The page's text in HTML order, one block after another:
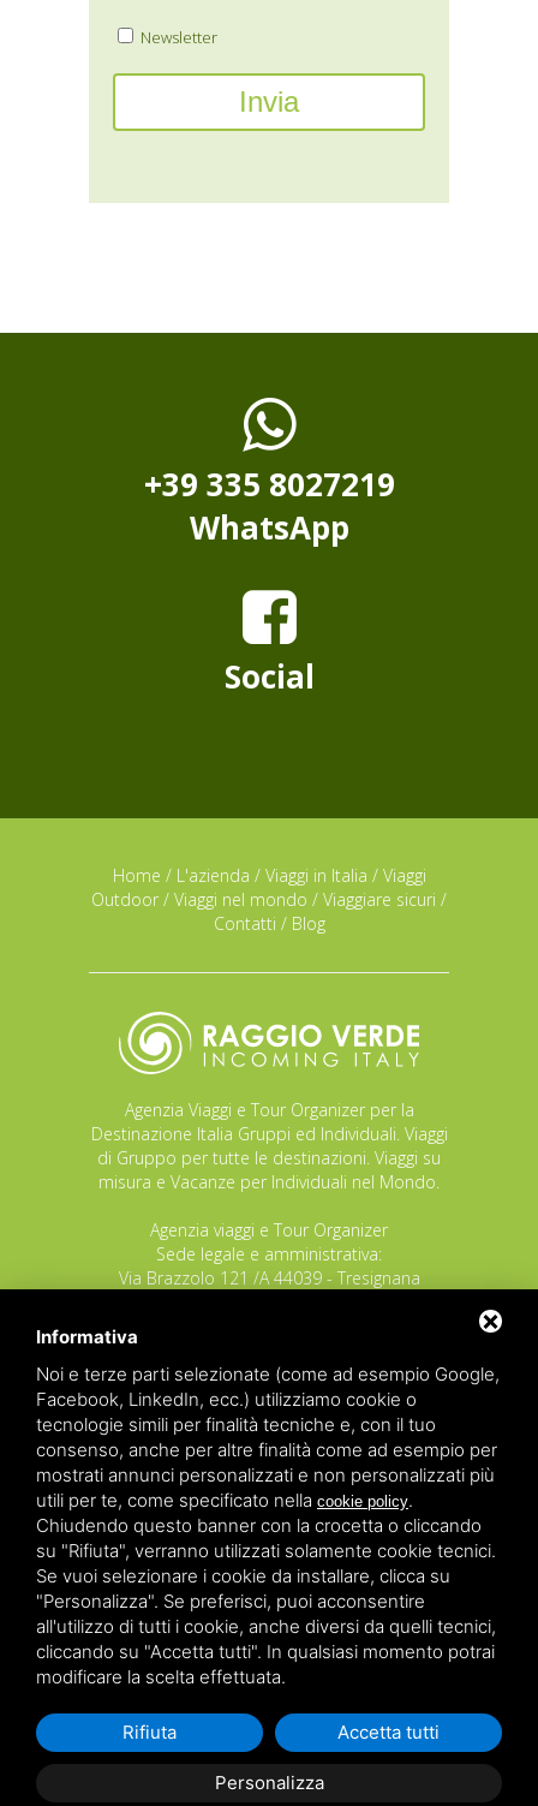
Newsletter
+39 335 8027219
WhatsApp
Social
Home / L'azienda / Viaggi in Italia / Viaggi
Outdoor / Viaggi nel mondo / Viaggiare sicuri /
Contatti / Blog
Agenzia Viaggi e Tour Organizer per la
Destinazione Italia Gruppi ed Individuali. Viaggi
di Gruppo per tutte le destinazioni. Viaggi su
misura e Vacanze per Individuali nel Mondo.
Agenzia viaggi e Tour Organizer
Sede legale e amministrativa:
Via Brazzolo 121 /A 44039 - Tresignana
POLIZZA RESPONSABILITA' CIVILE REVO N.
OX00020791 valida dal 12/11/2025 al
12/11/2026
POLIZZA FONDO GARANZIA INSOLVENZA
REVO N. OX00043679 valida dal 03/03/26 al
03/03/27
Copyrights – 2026 Raggio Verde Incoming Italy by Raggio
Verde Incoming Italy di Nagliati dott.ssa Ilaria –
Deltacommerce srlAll rights reserved.
Partita IVA 01428530388 - C.F NGLLRI66L56D548L - Numero
REA - Camera di Commercio Ferrara 166627/1998 Licenza
agenzia di viaggio: autorizzazione Provincia di Ferrara n.
102131 del 02 Dicembre 2008 -
Sitemap - Privacy Legal
Informativa
Noi e terze parti selezionate (come ad esempio Google,
Facebook, LinkedIn, ecc.) utilizziamo cookie o
tecnologie simili per finalità tecniche e, con il tuo
consenso, anche per altre finalità come ad esempio per
mostrati annunci personalizzati e non personalizzati più
utili per te, come specificato nella cookie policy.
Chiudendo questo banner con la crocetta o cliccando
su "Rifiuta", verranno utilizzati solamente cookie tecnici.
Se vuoi selezionare i cookie da installare, clicca su
"Personalizza". Se preferisci, puoi acconsentire
all'utilizzo di tutti i cookie, anche diversi da quelli tecnici,
cliccando su "Accetta tutti". In qualsiasi momento potrai
modificare la scelta effettuata.
Personalizza
Rifiuta Accetta tutti